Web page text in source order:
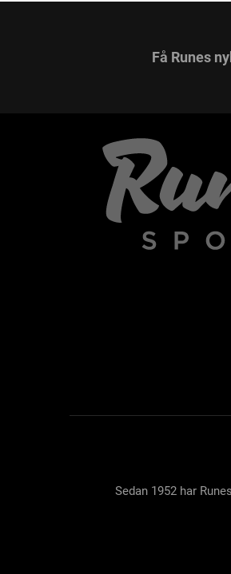
Få Runes
Sedan 1952 har